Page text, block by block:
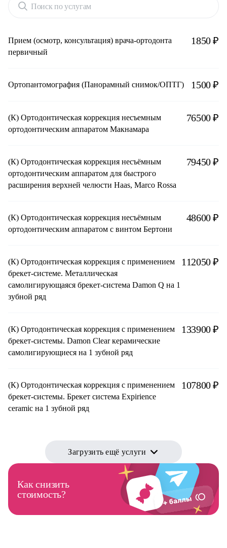
Поиск по услугам
Прием (осмотр, консультация) врача-ортодонта
первичный
1850 ₽
Ортопантомография (Панорамный снимок/ОПТГ) 1500 ₽
(К) Ортодонтическая коррекция несъемным
ортодонтическим аппаратом Макнамара
76500 ₽
(К) Ортодонтическая коррекция несъёмным
ортодонтическим аппаратом для быстрого
расширения верхней челюсти Haas, Marco Rossa
79450 ₽
(К) Ортодонтическая коррекция несъёмным
ортодонтическим аппаратом с винтом Бертони
48600 ₽
(К) Ортодонтическая коррекция с применением
брекет-системе. Металлическая
самолигирующаяся брекет-система Damon Q на 1
зубной ряд
112050 ₽
(К) Ортодонтическая коррекция с применением
брекет-системы. Damon Сlear керамические
самолигирующиеся на 1 зубной ряд
133900 ₽
(К) Ортодонтическая коррекция с применением
брекет-системы. Брекет система Expirience
ceramic на 1 зубной ряд
107800 ₽
Загрузить ещё услуги
Как снизить
стоимость?